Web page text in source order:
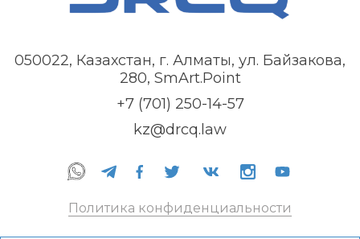
050022, Казахстан, г. Алматы, ул. Байзакова,
280, SmArt.Point
+7 (701) 250-14-57
kz@drcq.law
Политика конфиденциальности